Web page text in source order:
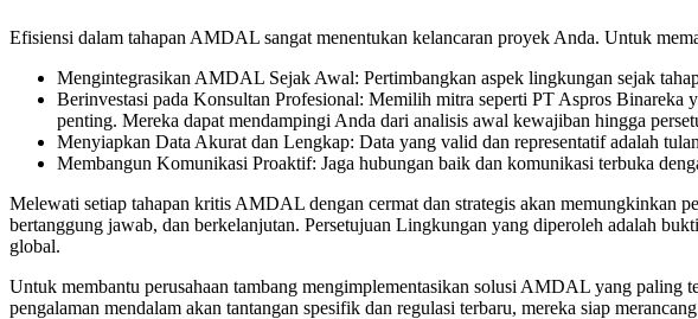
Efisiensi dalam tahapan AMDAL sangat menentukan kelancaran proyek Anda. Untuk
Mengintegrasikan AMDAL Sejak Awal: Pertimbangkan aspek lingkungan sejak
Berinvestasi pada Konsultan Profesional: Memilih mitra seperti PT Aspros Binareka
penting. Mereka dapat mendampingi Anda dari analisis awal kewajiban hingga
Menyiapkan Data Akurat dan Lengkap: Data yang valid dan representatif adalah
Membangun Komunikasi Proaktif: Jaga hubungan baik dan komunikasi terbuka
Melewati setiap tahapan kritis AMDAL dengan cermat dan strategis akan memungkinkan
bertanggung jawab, dan berkelanjutan. Persetujuan Lingkungan yang diperoleh adalah
global.
Untuk membantu perusahaan tambang mengimplementasikan solusi AMDAL yang paling
pengalaman mendalam akan tantangan spesifik dan regulasi terbaru, mereka siap